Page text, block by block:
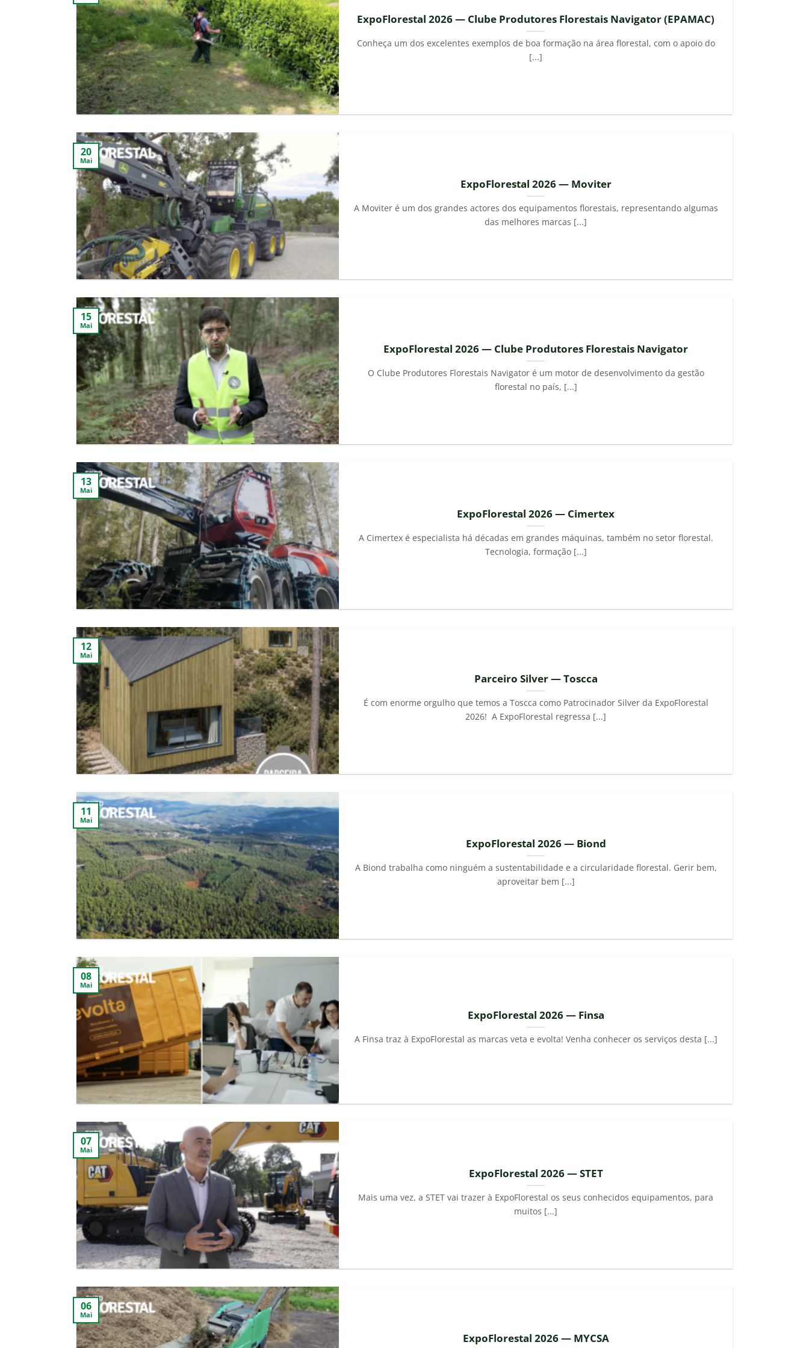
ExpoFlorestal 2026 — Clube Produtores Florestais Navigator (EPAMAC)
Conheça um dos excelentes exemplos de boa formação na área florestal, com o apoio do
[...]
ExpoFlorestal 2026 — Moviter
A Moviter é um dos grandes actores dos equipamentos florestais, representando algumas
das melhores marcas [...]
20
Mai
ExpoFlorestal 2026 — Clube Produtores Florestais Navigator
O Clube Produtores Florestais Navigator é um motor de desenvolvimento da gestão
florestal no país, [...]
15
Mai
ExpoFlorestal 2026 — Cimertex
A Cimertex é especialista há décadas em grandes máquinas, também no setor florestal.
Tecnologia, formação [...]
13
Mai
Parceiro Silver — Toscca
É com enorme orgulho que temos a Toscca como Patrocinador Silver da ExpoFlorestal
2026! A ExpoFlorestal regressa [...]
12
Mai
ExpoFlorestal 2026 — Biond
A Biond trabalha como ninguém a sustentabilidade e a circularidade florestal. Gerir bem,
aproveitar bem [...]
11
Mai
ExpoFlorestal 2026 — Finsa
A Finsa traz à ExpoFlorestal as marcas veta e evolta! Venha conhecer os serviços desta [...]
08
Mai
ExpoFlorestal 2026 — STET
Mais uma vez, a STET vai trazer à ExpoFlorestal os seus conhecidos equipamentos, para
muitos [...]
07
Mai
ExpoFlorestal 2026 — MYCSA
06
Mai